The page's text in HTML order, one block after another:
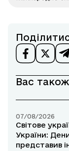
Вас
07/08/2026
Світове
України:
представив